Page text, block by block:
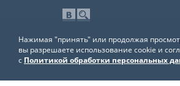
Нажимая "принять" или продолжая
вы разрешаете использование cookie и
с Политикой обработки персональных